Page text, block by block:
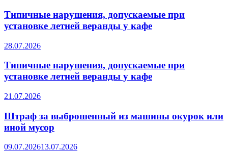
Типичные нарушения, допускаемые при
установке летней веранды у кафе
28.07.2026
Типичные нарушения, допускаемые при
установке летней веранды у кафе
21.07.2026
Штраф за выброшенный из машины окурок или
иной мусор
09.07.202613.07.2026